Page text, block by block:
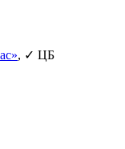
, ✓ ЦБ